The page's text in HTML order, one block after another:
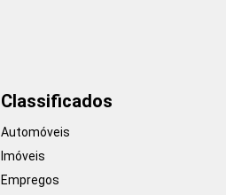
Classificados
Automóveis
Imóveis
Empregos